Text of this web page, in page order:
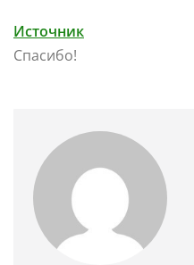
Источник
Спасибо!